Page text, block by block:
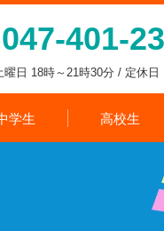
047-401-
日 18時～21時30分 / 定休日
学生 高校生